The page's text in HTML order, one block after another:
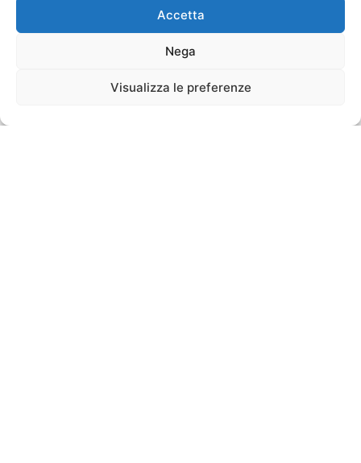
Accetta
Nega
Visualizza le preferenze